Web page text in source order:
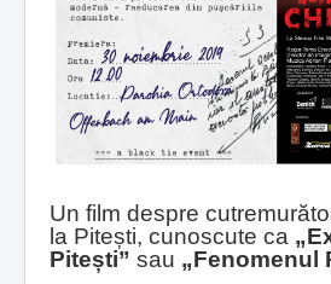
Un film despre
la Pitești, cunoscute ca
Pitești” sau „Fenomenul